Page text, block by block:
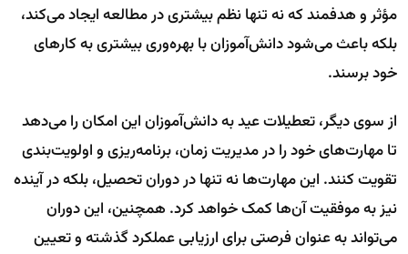
مؤثر و هدفمند که نه تنها نظم بیشتری در مطالعه ایجاد می‌کند،
بلکه باعث می‌شود دانش‌آموزان با بهره‌وری بیشتری به کارهای
خود برسند.
از سوی دیگر، تعطیلات عید به دانش‌آموزان این امکان را می‌دهد
تا مهارت‌های خود را در مدیریت زمان، برنامه‌ریزی و اولویت‌بندی
تقویت کنند. این مهارت‌ها نه تنها در دوران تحصیل، بلکه در آینده
نیز به موفقیت آن‌ها کمک خواهد کرد. همچنین، این دوران
می‌تواند به عنوان فرصتی برای ارزیابی عملکرد گذشته و تعیین